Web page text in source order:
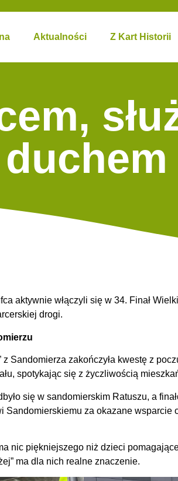
Aktualności Z Kart Historii
duchem
aktywnie włączyli się w 34. Finał
drogi.
z Sandomierza zakończyła kwestę z
spotykając się z życzliwością
się w sandomierskim Ratuszu, a
Sandomierskiemu za okazane
nic piękniejszego niż dzieci
ma dla nich realne znaczenie.